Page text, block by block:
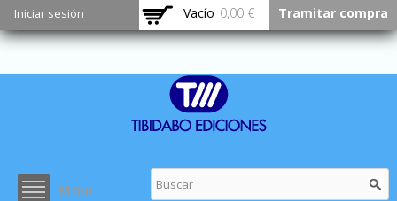
Pasar al
contenido
principal
Iniciar sesión Vacío 0,00 € Tramitar compra
Menu